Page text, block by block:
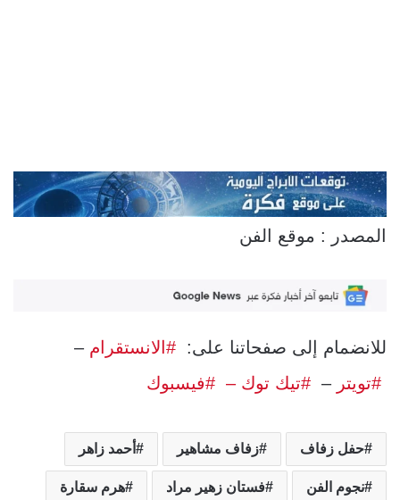
المصدر : موقع الفن
للانضمام إلى صفحاتنا على: #الانستقرام –
#تويتر – #تيك توك – #فيسبوك
حفل زفاف زفاف مشاهير أحمد زاهر
نجوم الفن فستان زهير مراد هرم سقارة